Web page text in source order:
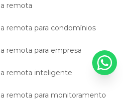
remota
remota para condomínios
remota para empresa
remota inteligente
remota para monitoramento